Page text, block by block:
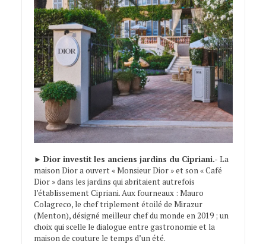
► Dior investit les anciens jardins du Cipriani.- La
maison Dior a ouvert « Monsieur Dior » et son « Café
Dior » dans les jardins qui abritaient autrefois
l’établissement Cipriani. Aux fourneaux : Mauro
Colagreco, le chef triplement étoilé de Mirazur
(Menton), désigné meilleur chef du monde en 2019 ; un
choix qui scelle le dialogue entre gastronomie et la
maison de couture le temps d’un été.